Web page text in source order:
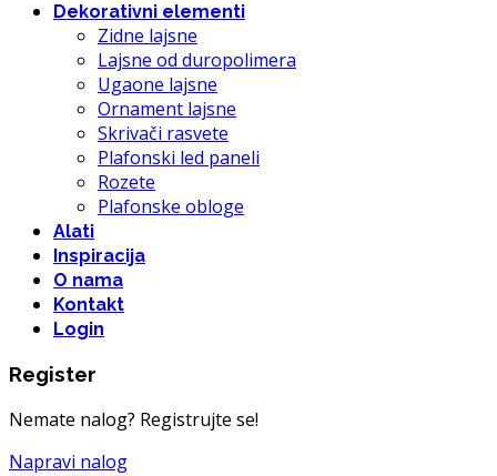
Dekorativni elementi
Zidne lajsne
Lajsne od duropolimera
Ugaone lajsne
Ornament lajsne
Skrivači rasvete
Plafonski led paneli
Rozete
Plafonske obloge
Alati
Inspiracija
O nama
Kontakt
Login
Register
Nemate nalog? Registrujte se!
Napravi nalog